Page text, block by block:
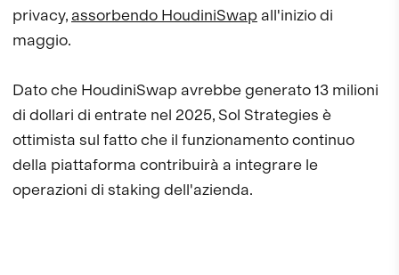
privacy,assorbendo HoudiniSwapall'inizio di
maggio.
Dato che HoudiniSwap avrebbe generato 13 milioni
di dollari di entrate nel 2025, Sol Strategies è
ottimista sul fatto che il funzionamento continuo
della piattaforma contribuirà a integrare le
operazioni di staking dell'azienda.